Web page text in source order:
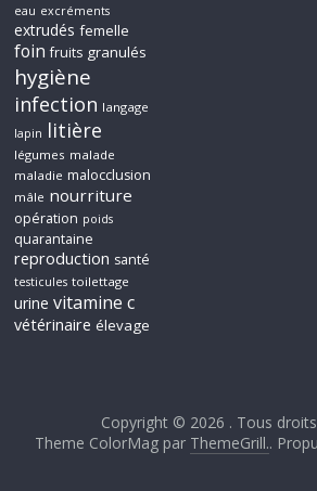
eau excréments
extrudés femelle
foin fruits granulés
hygiène
infection langage
lapin litière
légumes malade
maladie malocclusion
mâle nourriture
opération poids
quarantaine
reproduction santé
testicules toilettage
urine vitamine c
vétérinaire élevage
Copyright © 2026 . Tous
Theme ColorMag par ThemeGrill..